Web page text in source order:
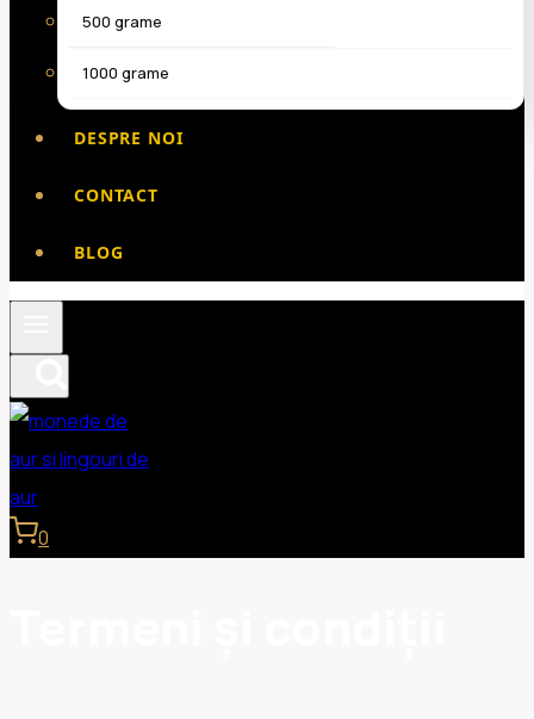
500 grame
1000 grame
DESPRE NOI
CONTACT
BLOG
0